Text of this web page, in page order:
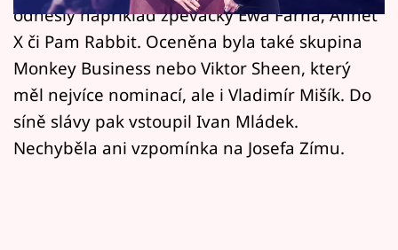
Pořady
Mámy sobě
Přihlášení
odnesly například zpěvačky Ewa Farna, Annet
X či Pam Rabbit. Oceněna byla také skupina
Monkey Business nebo Viktor Sheen, který
měl nejvíce nominací, ale i Vladimír Mišík. Do
síně slávy pak vstoupil Ivan Mládek.
Nechyběla ani vzpomínka na Josefa Zímu.